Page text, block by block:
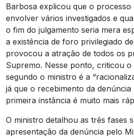
Barbosa explicou que o
envolver vários investigados e
o fim do julgamento seria mera
a existência de foro privilegiado
provocou a atração de todos os
Supremo. Nesse ponto, criticou
segundo o ministro é a
já que o recebimento da
primeira instância é muito mais
O ministro detalhou as três fases
apresentação da denúncia pelo